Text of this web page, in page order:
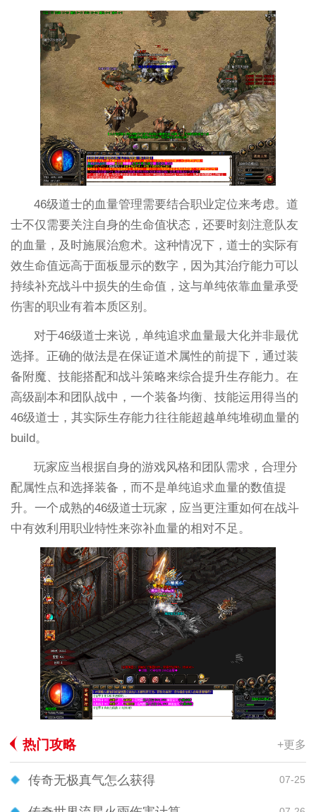
46级道士的血量管理需要结合职业定位来考虑。道
士不仅需要关注自身的生命值状态，还要时刻注意队友
的血量，及时施展治愈术。这种情况下，道士的实际有
效生命值远高于面板显示的数字，因为其治疗能力可以
持续补充战斗中损失的生命值，这与单纯依靠血量承受
伤害的职业有着本质区别。
对于46级道士来说，单纯追求血量最大化并非最优
选择。正确的做法是在保证道术属性的前提下，通过装
备附魔、技能搭配和战斗策略来综合提升生存能力。在
高级副本和团队战中，一个装备均衡、技能运用得当的
46级道士，其实际生存能力往往能超越单纯堆砌血量的
build。
玩家应当根据自身的游戏风格和团队需求，合理分
配属性点和选择装备，而不是单纯追求血量的数值提
升。一个成熟的46级道士玩家，应当更注重如何在战斗
中有效利用职业特性来弥补血量的相对不足。
热门攻略 +更多
传奇无极真气怎么获得 07-25